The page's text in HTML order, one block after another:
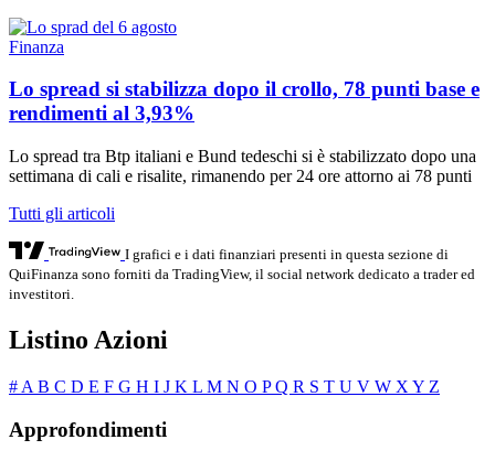
Finanza
Lo spread si stabilizza dopo il crollo, 78 punti base e
rendimenti al 3,93%
Lo spread tra Btp italiani e Bund tedeschi si è stabilizzato dopo una
settimana di cali e risalite, rimanendo per 24 ore attorno ai 78 punti
Tutti gli articoli
I grafici e i dati finanziari presenti in questa sezione di
QuiFinanza sono forniti da TradingView, il social network dedicato a trader ed
investitori.
Listino Azioni
# A B C D E F G H I J K L M N O PQ R S T U V W X Y Z
Approfondimenti